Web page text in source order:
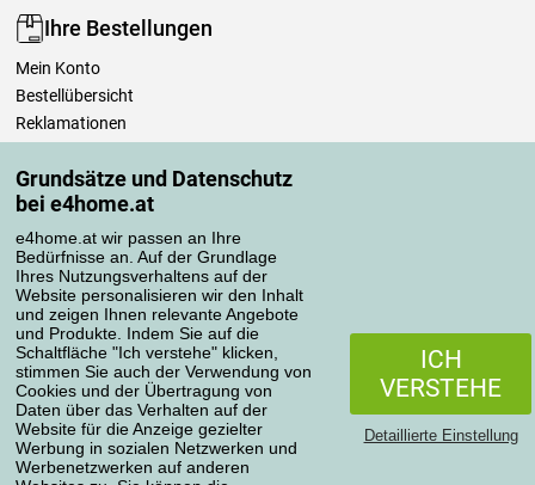
Grundsätze und Datenschutz
bei e4home.at
e4home.at wir passen an Ihre
Bedürfnisse an. Auf der Grundlage
Ihres Nutzungsverhaltens auf der
Website personalisieren wir den Inhalt
und zeigen Ihnen relevante Angebote
und Produkte. Indem Sie auf die
Schaltfläche "Ich verstehe" klicken,
stimmen Sie auch der Verwendung von
Cookies und der Übertragung von
Daten über das Verhalten auf der
Website für die Anzeige gezielter
Werbung in sozialen Netzwerken und
Werbenetzwerken auf anderen
ICH
VERSTEHE
Detaillierte Einstellung
Ihre Bestellungen
Mein Konto
Bestellübersicht
Reklamationen
Einfach mehr wissen
Richtlinien zur Verarbeitung von Bewertungen
Transportarten
Zahlungsmethoden